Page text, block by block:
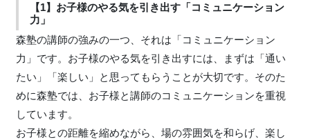
【1】お子様のやる気を引き出す「コミュニケーション
力」
森塾の講師の強みの一つ、それは「コミュニケーション
力」です。お子様のやる気を引き出すには、まずは「通い
たい」「楽しい」と思ってもらうことが大切です。そのた
めに森塾では、お子様と講師のコミュニケーションを重視
しています。
お子様との距離を縮めながら、場の雰囲気を和らげ、楽し